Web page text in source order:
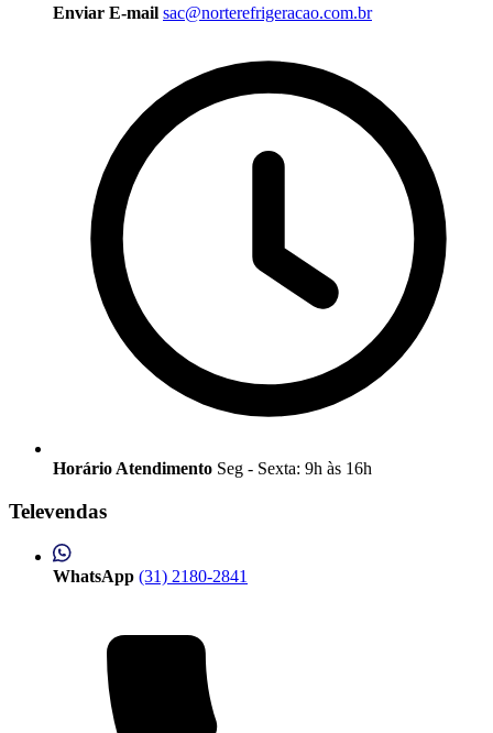
Enviar E-mail sac@norterefrigeracao.com.br
Horário Atendimento Seg - Sexta: 9h às 16h
Televendas
WhatsApp (31) 2180-2841